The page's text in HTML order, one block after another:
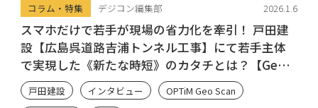
コラム・特集 デジコン編集部 2026.1.6
スマホだけで若手が現場の省力化を牽引！ 戸田建
設【広島呉道路吉浦トンネル工事】にて若手主体
で実現した《新たな時短》のカタチとは？【Geo
Scan ユーザーのシン・流儀】
戸田建設 インタビュー
OPTiM Geo Scan